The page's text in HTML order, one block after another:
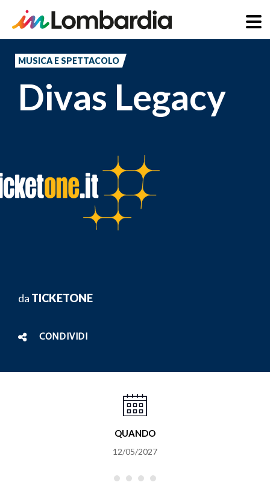
principale
MUSICA E SPETTACOLO
Divas Legacy
da TICKETONE
CONDIVIDI
QUANDO
12/05/2027